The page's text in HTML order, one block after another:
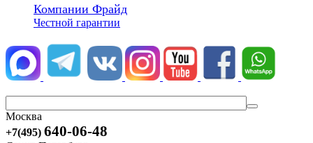
Компании Фрайд
Честной гарантии
Москва
+7(495) 640-06-48